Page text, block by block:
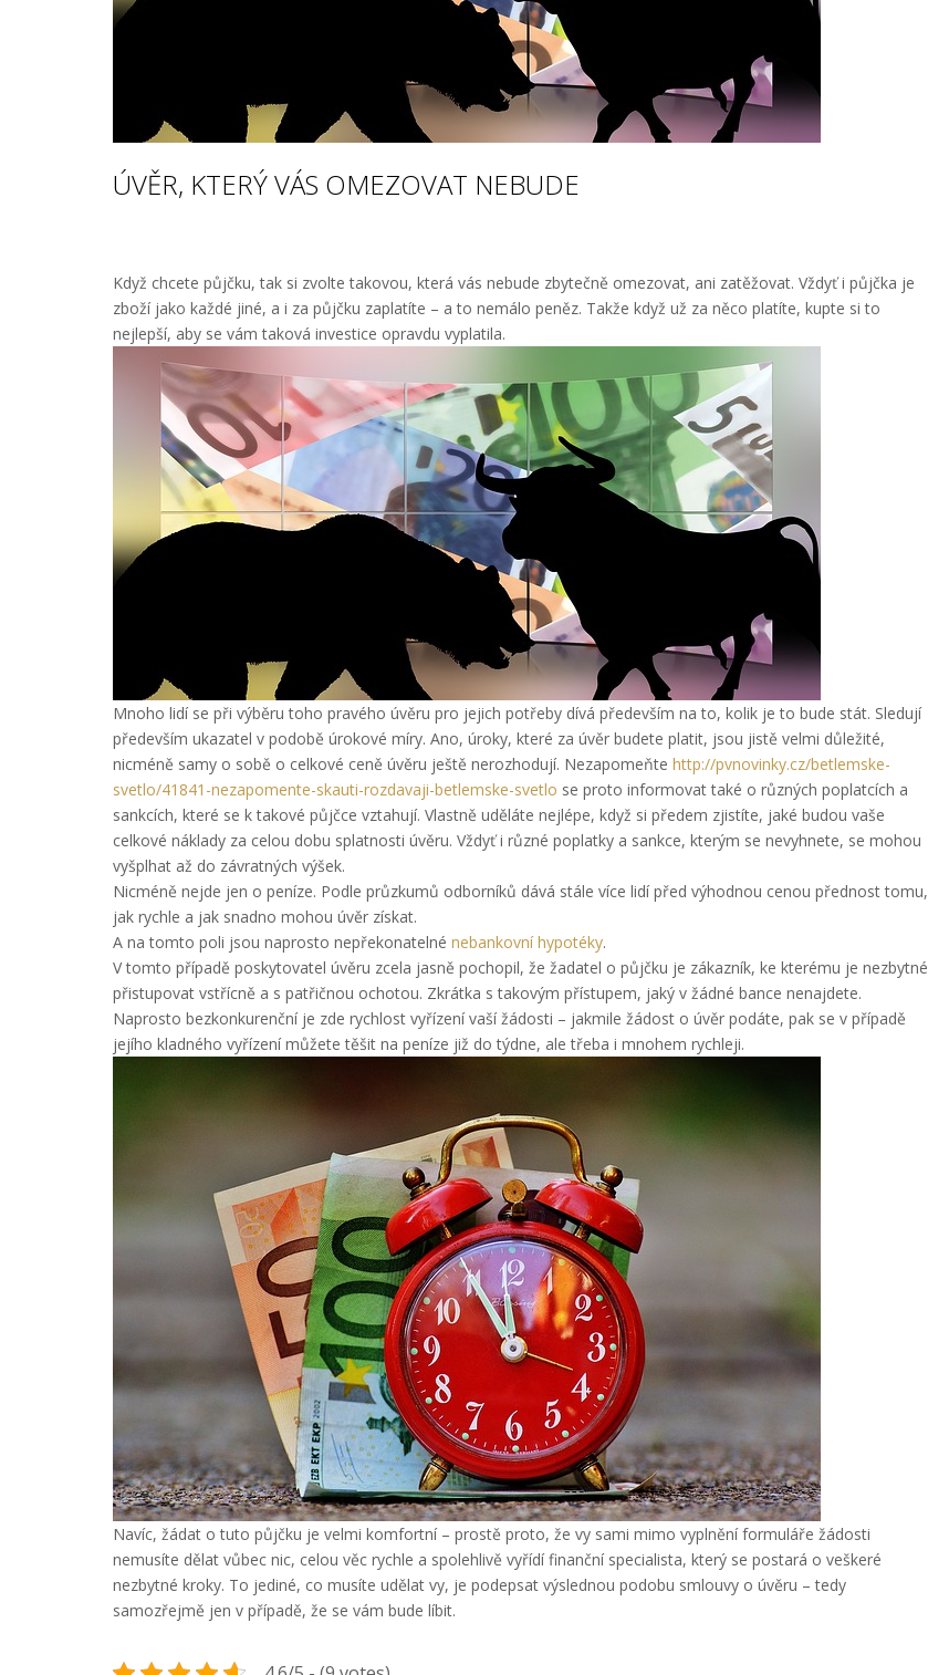
ÚVĚR, KTERÝ VÁS OMEZOVAT NEBUDE
Když chcete půjčku, tak si zvolte takovou, která vás nebude zbytečně omezovat, ani zatěžovat. Vždyť i půjčka je
zboží jako každé jiné, a i za půjčku zaplatíte – a to nemálo peněz. Takže když už za něco platíte, kupte si to
nejlepší, aby se vám taková investice opravdu vyplatila.
Mnoho lidí se při výběru toho pravého úvěru pro jejich potřeby dívá především na to, kolik je to bude stát. Sledují
především ukazatel v podobě úrokové míry. Ano, úroky, které za úvěr budete platit, jsou jistě velmi důležité,
nicméně samy o sobě o celkové ceně úvěru ještě nerozhodují. Nezapomeňte http://pvnovinky.cz/betlemske-
svetlo/41841-nezapomente-skauti-rozdavaji-betlemske-svetlo se proto informovat také o různých poplatcích a
sankcích, které se k takové půjčce vztahují. Vlastně uděláte nejlépe, když si předem zjistíte, jaké budou vaše
celkové náklady za celou dobu splatnosti úvěru. Vždyť i různé poplatky a sankce, kterým se nevyhnete, se mohou
vyšplhat až do závratných výšek.
Nicméně nejde jen o peníze. Podle průzkumů odborníků dává stále více lidí před výhodnou cenou přednost tomu,
jak rychle a jak snadno mohou úvěr získat.
A na tomto poli jsou naprosto nepřekonatelné nebankovní hypotéky.
V tomto případě poskytovatel úvěru zcela jasně pochopil, že žadatel o půjčku je zákazník, ke kterému je nezbytné
přistupovat vstřícně a s patřičnou ochotou. Zkrátka s takovým přístupem, jaký v žádné bance nenajdete.
Naprosto bezkonkurenční je zde rychlost vyřízení vaší žádosti – jakmile žádost o úvěr podáte, pak se v případě
jejího kladného vyřízení můžete těšit na peníze již do týdne, ale třeba i mnohem rychleji.
Navíc, žádat o tuto půjčku je velmi komfortní – prostě proto, že vy sami mimo vyplnění formuláře žádosti
nemusíte dělat vůbec nic, celou věc rychle a spolehlivě vyřídí finanční specialista, který se postará o veškeré
nezbytné kroky. To jediné, co musíte udělat vy, je podepsat výslednou podobu smlouvy o úvěru – tedy
samozřejmě jen v případě, že se vám bude líbit.